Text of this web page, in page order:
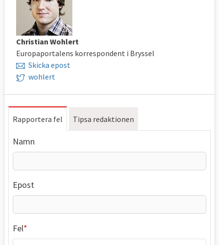
Christian Wohlert
Europaportalens korrespondent i Bryssel
Skicka epost
wohlert
Rapportera fel Tipsa redaktionen
Namn
Epost
Fel